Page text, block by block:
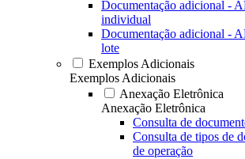
Documentação adicional -
individual
Documentação adicional -
lote
Exemplos Adicionais
Exemplos Adicionais
Anexação Eletrônica
Anexação Eletrônica
Consulta de
Consulta de tipos de
de operação